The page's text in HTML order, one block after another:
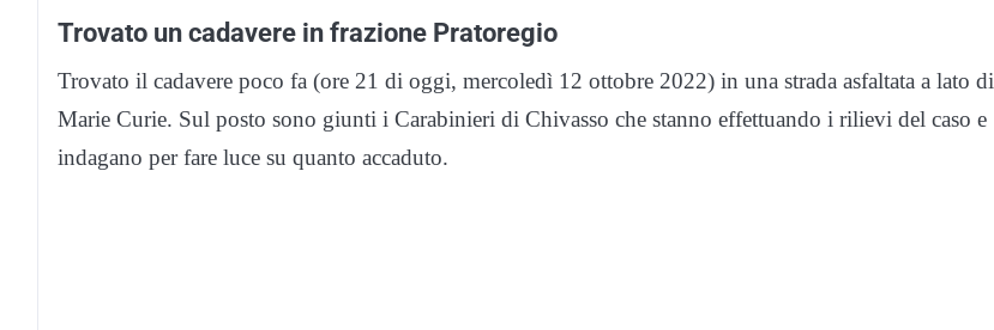
Trovato un cadavere in frazione Pratoregio
Trovato il cadavere poco fa (ore 21 di oggi, mercoledì 12 ottobre 2022) in una strada asfaltata a lato
Marie Curie. Sul posto sono giunti i Carabinieri di Chivasso che stanno effettuando i rilievi del caso e
indagano per fare luce su quanto accaduto.